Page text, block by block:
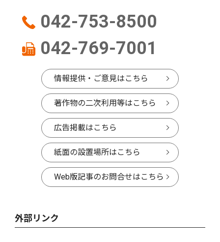
042-753-8500
042-769-7001
情報提供・ご意見はこちら
著作物の二次利用等はこちら
広告掲載はこちら
紙面の設置場所はこちら
Web版記事のお問合せはこちら
外部リンク